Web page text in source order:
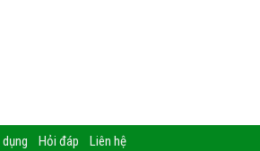
dụng Hỏi đáp Liên hệ